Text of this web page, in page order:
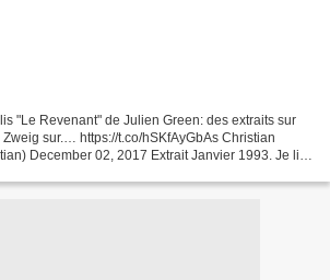
"Le Revenant" de Julien Green: des extraits sur
sur.… https://t.co/hSKfAyGbAs Christian
December 02, 2017 Extrait Janvier 1993. Je lis